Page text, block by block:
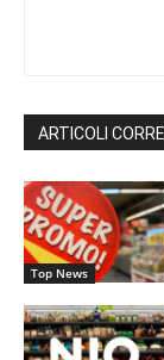
ARTICOLI
Top News